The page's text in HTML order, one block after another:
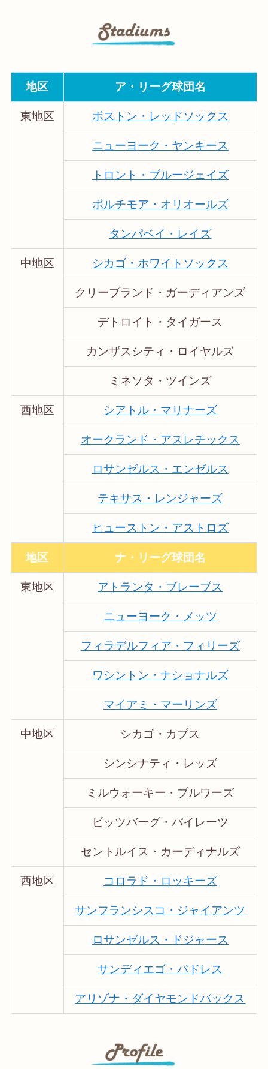
地区 ア・リーグ球団名
東地区 ボストン・レッドソックス
ニューヨーク・ヤンキース
トロント・ブルージェイズ
ボルチモア・オリオールズ
タンパベイ・レイズ
中地区 シカゴ・ホワイトソックス
クリーブランド・ガーディアンズ
デトロイト・タイガース
カンザスシティ・ロイヤルズ
ミネソタ・ツインズ
西地区 シアトル・マリナーズ
オークランド・アスレチックス
ロサンゼルス・エンゼルス
テキサス・レンジャーズ
ヒューストン・アストロズ
地区 ナ・リーグ球団名
東地区 アトランタ・ブレーブス
ニューヨーク・メッツ
フィラデルフィア・フィリーズ
ワシントン・ナショナルズ
マイアミ・マーリンズ
中地区 シカゴ・カブス
シンシナティ・レッズ
ミルウォーキー・ブルワーズ
ピッツバーグ・パイレーツ
セントルイス・カーディナルズ
西地区 コロラド・ロッキーズ
サンフランシスコ・ジャイアンツ
ロサンゼルス・ドジャース
サンディエゴ・パドレス
アリゾナ・ダイヤモンドバックス